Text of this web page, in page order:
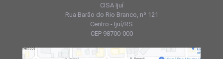
CISA Ijuí
Rua Barão do Rio Branco, nº 121
Centro - Ijuí/RS
CEP 98700-000